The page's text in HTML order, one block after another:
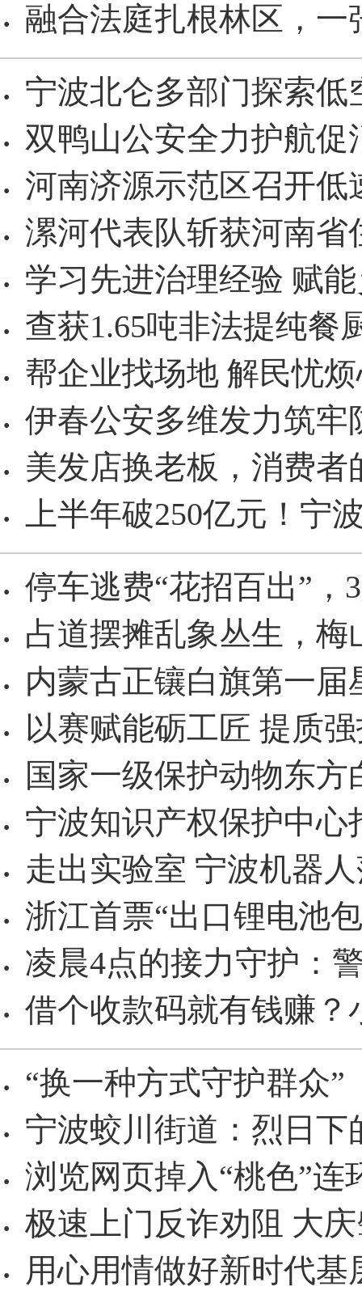
· 融合法庭扎根林区，一
· 宁波北仑多部门探索低
· 双鸭山公安全力护航
· 河南济源示范区召开
· 漯河代表队斩获河南
· 学习先进治理经验 赋
· 查获1.65吨非法提纯餐
· 帮企业找场地 解民忧
· 伊春公安多维发力筑牢
· 美发店换老板，消费者
· 上半年破250亿元！宁
· 停车逃费“花招百出”，
· 占道摆摊乱象丛生，
· 内蒙古正镶白旗第一
· 以赛赋能砺工匠 提质
· 国家一级保护动物东
· 宁波知识产权保护中
· 走出实验室 宁波机器
· 浙江首票“出口锂电池
· 凌晨4点的接力守护：
· 借个收款码就有钱赚？
· “换一种方式守护群众”
· 宁波蛟川街道：烈日下
· 浏览网页掉入“桃色”
· 极速上门反诈劝阻 大
· 用心用情做好新时代